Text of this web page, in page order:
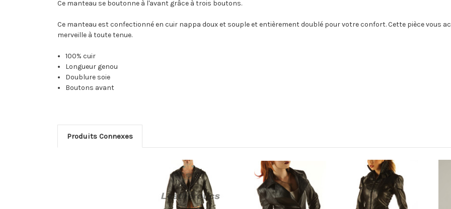
Ce manteau se boutonne à l'avant grâce à trois boutons.
Ce manteau est confectionné en cuir nappa doux et souple et entièrement doublé pour votre confort. Cette pièce vous
merveille à toute tenue.
100% cuir
Longueur genou
Doublure soie
Boutons avant
Produits Connexes